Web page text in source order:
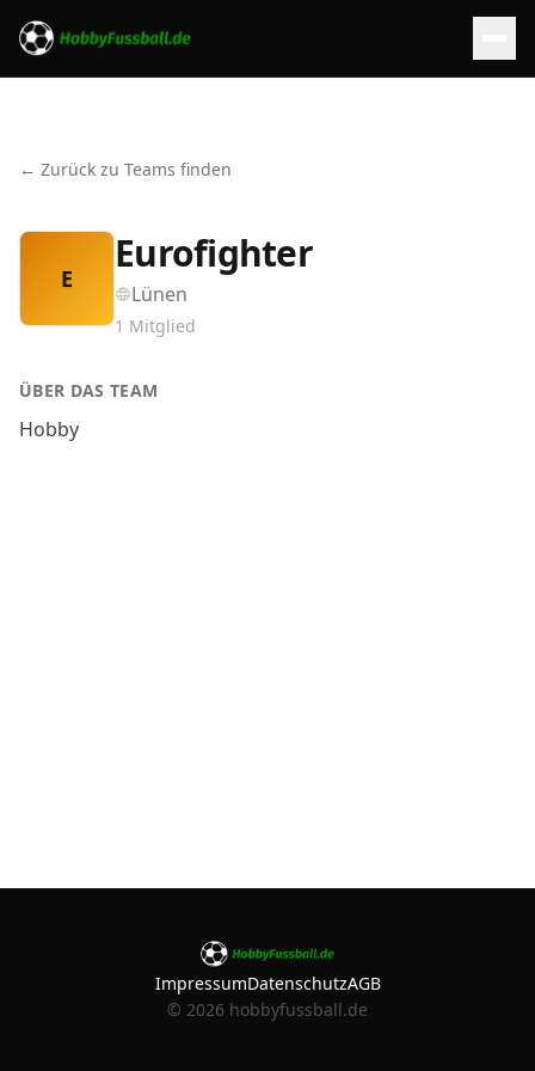
← Zurück zu Teams finden
E
Eurofighter
Lünen
1 Mitglied
ÜBER DAS TEAM
Hobby
ImpressumDatenschutzAGB
© 2026 hobbyfussball.de